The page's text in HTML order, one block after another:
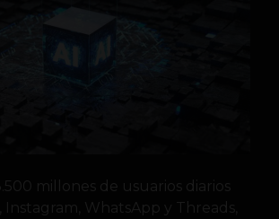
millones de usuarios diarios
WhatsApp y Threads,